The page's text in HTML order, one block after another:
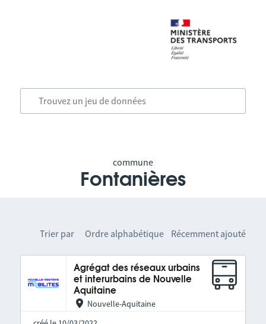
commune
Fontanières
Trier par Ordre alphabétique Récemment ajouté
Agrégat des réseaux urbains
et interurbains de Nouvelle
Aquitaine
Nouvelle-Aquitaine